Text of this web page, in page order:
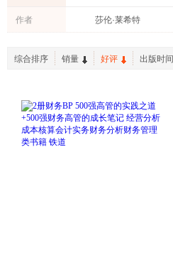
作者 莎伦·莱希特
综合排序 销量 好评 出版时间